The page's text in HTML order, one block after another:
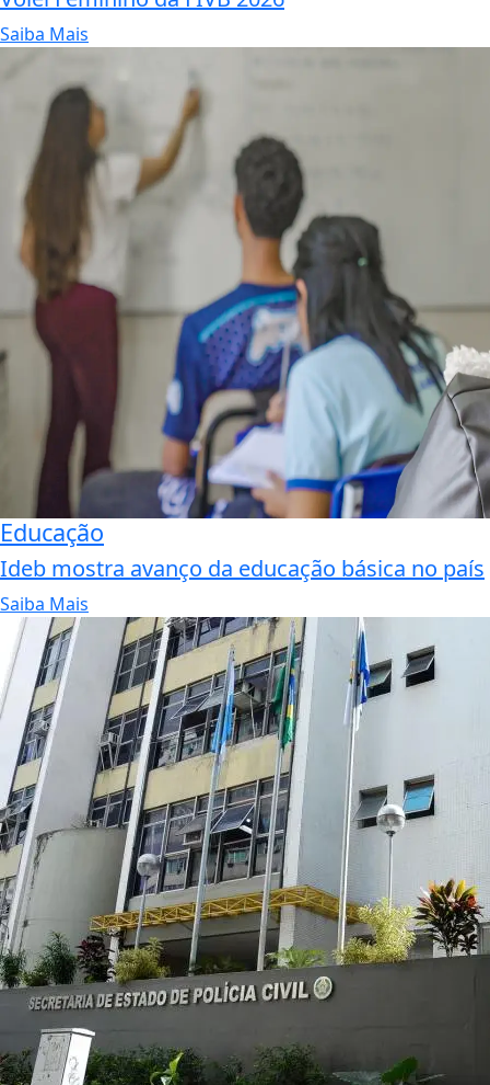
Saiba Mais
Educação
Ideb mostra avanço da educação básica no país
Saiba Mais